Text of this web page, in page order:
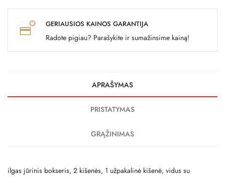
GERIAUSIOS KAINOS GARANTIJA
Radote pigiau? Parašykite ir sumažinsime kainą!
APRAŠYMAS
PRISTATYMAS
GRĄŽINIMAS
ilgas jūrinis bokseris, 2 kišenės, 1 užpakalinė kišenė, vidus su